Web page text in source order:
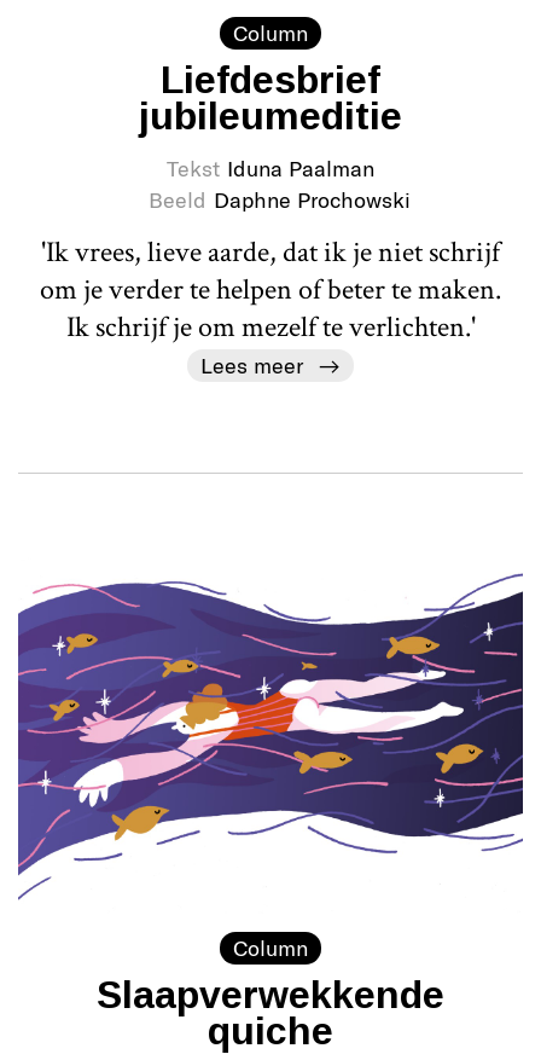
Column
Liefdesbrief
jubileumeditie
Tekst Iduna Paalman
Beeld Daphne Prochowski
'Ik vrees, lieve aarde, dat ik je niet schrijf
om je verder te helpen of beter te maken.
Ik schrijf je om mezelf te verlichten.'
Lees meer
Column
Slaapverwekkende
quiche